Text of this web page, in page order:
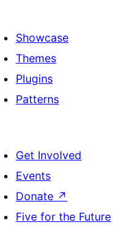
Showcase
Themes
Plugins
Patterns
Get Involved
Events
Donate ↗
Five for the Future